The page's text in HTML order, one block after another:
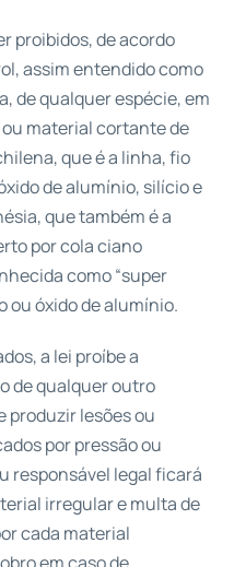
proibidos, de acordo
assim entendido como
de qualquer espécie, em
material cortante de
que é a linha, fio
de alumínio, silício e
que também é a
por cola ciano
como “super
ou óxido de alumínio.
a lei proíbe a
de qualquer outro
produzir lesões ou
por pressão ou
responsável legal ficará
irregular e multa de
cada material